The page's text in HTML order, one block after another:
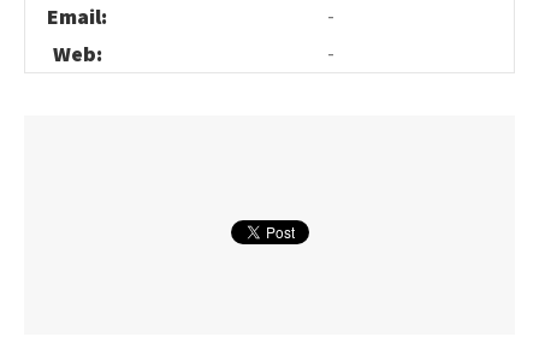
Email: -
Web: -